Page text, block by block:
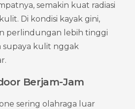
semakin kuat radiasi
Di kondisi kayak gini,
perlindungan lebih tinggi
supaya kulit nggak
Berjam-Jam
sering olahraga luar